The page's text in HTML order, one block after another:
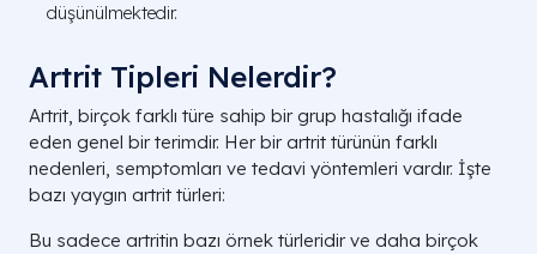
düşünülmektedir.
Artrit Tipleri Nelerdir?
Artrit, birçok farklı türe sahip bir grup hastalığı ifade
eden genel bir terimdir. Her bir artrit türünün farklı
nedenleri, semptomları ve tedavi yöntemleri vardır. İşte
bazı yaygın artrit türleri:
Bu sadece artritin bazı örnek türleridir ve daha birçok